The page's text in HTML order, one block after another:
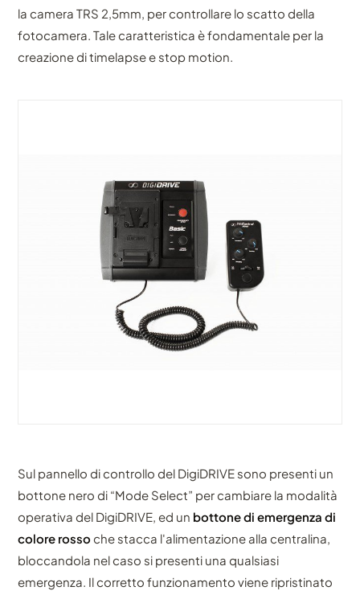
la camera TRS 2,5mm, per controllare lo scatto della
fotocamera. Tale caratteristica è fondamentale per la
creazione di timelapse e stop motion.
Sul pannello di controllo del DigiDRIVE sono presenti un
bottone nero di “Mode Select” per cambiare la modalità
operativa del DigiDRIVE, ed un bottone di emergenza di
colore rosso che stacca l'alimentazione alla centralina,
bloccandola nel caso si presenti una qualsiasi
emergenza. Il corretto funzionamento viene ripristinato